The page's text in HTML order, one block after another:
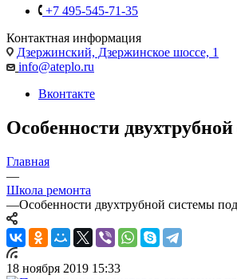
+7 495-545-71-35
Контактная информация
Дзержинский, Дзержинское шоссе, 1
info@ateplo.ru
Вконтакте
Особенности
Главная
—
Школа ремонта
—Особенности двухтрубной системы
18 ноября 2019 15:33